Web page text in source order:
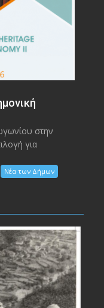
στην
για
Νέα των Δήμων